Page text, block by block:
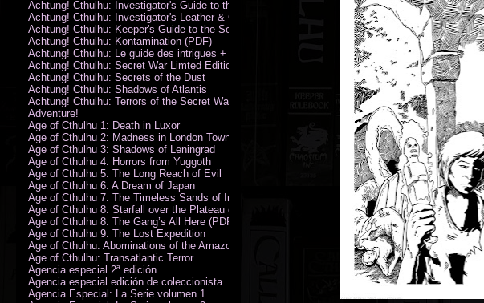
Achtung! Cthulhu: Investigator's Guide to the Secret War
Achtung! Cthulhu: Investigator's Leather & Canvas Bag
Achtung! Cthulhu: Keeper's Guide to the Secret War
Achtung! Cthulhu: Kontamination (PDF)
Achtung! Cthulhu: Le guide des intrigues + ecran
Achtung! Cthulhu: Secret War Limted Edition Book
Achtung! Cthulhu: Secrets of the Dust
Achtung! Cthulhu: Shadows of Atlantis
Achtung! Cthulhu: Terrors of the Secret War
Adventure!
Age of Cthulhu 1: Death in Luxor
Age of Cthulhu 2: Madness in London Town
Age of Cthulhu 3: Shadows of Leningrad
Age of Cthulhu 4: Horrors from Yuggoth
Age of Cthulhu 5: The Long Reach of Evil
Age of Cthulhu 6: A Dream of Japan
Age of Cthulhu 7: The Timeless Sands of India
Age of Cthulhu 8: Starfall over the Plateau of Leng
Age of Cthulhu 8: The Gang’s All Here (PDF)
Age of Cthulhu 9: The Lost Expedition
Age of Cthulhu: Abominations of the Amazon
Age of Cthulhu: Transatlantic Terror
Agencia especial 2ª edición
Agencia especial edición de coleccionista
Agencia Especial: La Serie volumen 1